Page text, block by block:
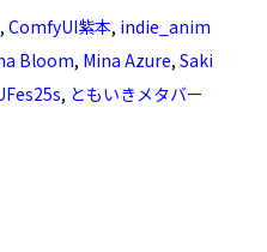
, ComfyUI紫本, indie_anim
Bloom, Mina Azure, Saki
, ともいきメタバー